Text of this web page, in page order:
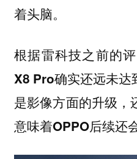
着头脑。
根据雷科技之前的
X8 Pro确实还远未达
是影像方面的升级，
意味着OPPO后续还